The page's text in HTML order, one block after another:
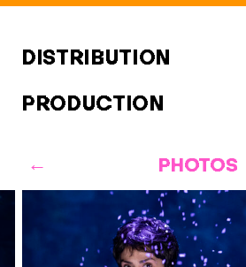
DISTRIBUTION
PRODUCTION
PHOTOS